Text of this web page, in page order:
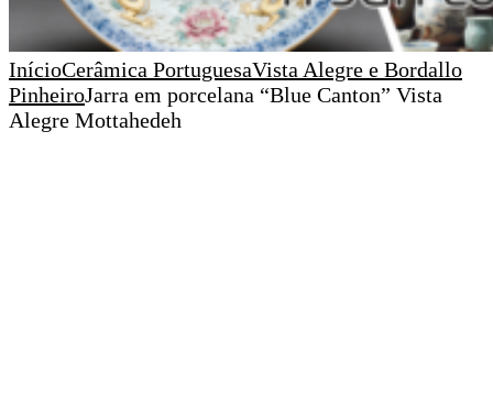
InícioCerâmica PortuguesaVista Alegre e Bordallo
PinheiroJarra em porcelana “Blue Canton” Vista
Alegre Mottahedeh